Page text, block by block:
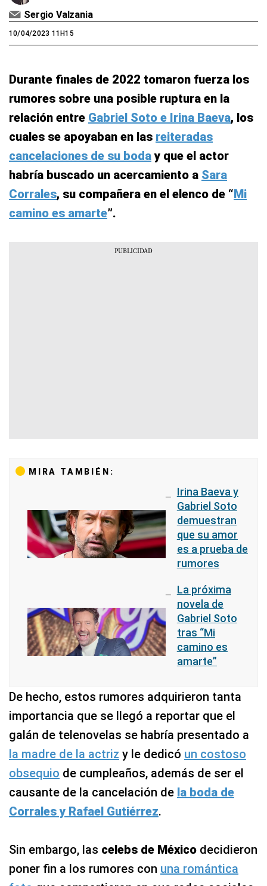
Sergio Valzania
10/04/2023 11H15
Durante finales de 2022 tomaron fuerza los
rumores sobre una posible ruptura en la
relación entre Gabriel Soto e Irina Baeva, los
cuales se apoyaban en las reiteradas
cancelaciones de su boday que el actor
habría buscado un acercamiento a Sara
Corrales, su compañera en el elenco de “Mi
camino es amarte”.
MIRA TAMBIÉN:
Irina Baeva y
Gabriel Soto
demuestran
que su amor
es a prueba de
rumores
La próxima
novela de
Gabriel Soto
tras “Mi
camino es
amarte”
De hecho, estos rumores adquirieron tanta
importancia que se llegó a reportar que el
galán de telenovelas se habría presentado a
la madre de la actriz y le dedicó un costoso
obsequio de cumpleaños, además de ser el
causante de la cancelación de la boda de
Corrales y Rafael Gutiérrez.
Sin embargo, las celebs de México decidieron
poner fin a los rumores con una romántica